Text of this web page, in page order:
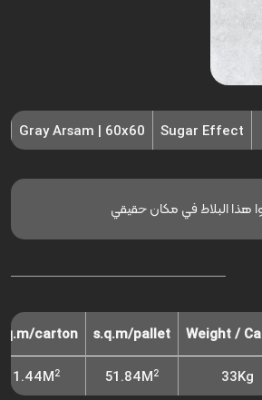
Sugar Effect
Gray Arsam | 60x60
هذا البلاط في مكان حقيقي
Weight /
s.q.m/pallet
carton
33Kg
51.84M2
1.44M2